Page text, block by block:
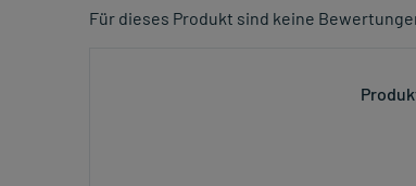
Für dieses Produkt sind keine